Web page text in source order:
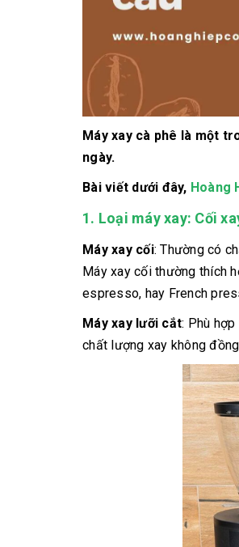
Máy xay cà phê là một
ngày.
Bài viết dưới đây, Hoàng
1. Loại máy xay: Cối
Máy xay cối: Thường có
Máy xay cối thường thích
espresso, hay French
Máy xay lưỡi cắt: Phù
chất lượng xay không